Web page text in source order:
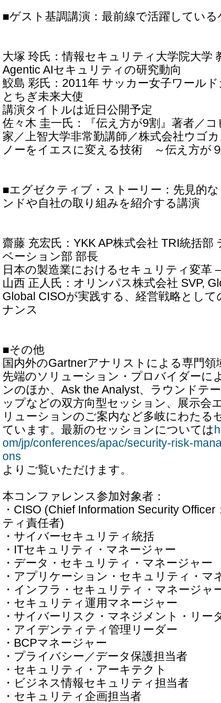
■ゲスト基調講演：最前線で活躍してい
大塚 玲氏：情報セキュリティ大学院大学
Agentic AIセキュリティの研究動向
鮫島 彩氏：2011年 サッカー女子ワール
とちぎ未来大使
講演タイトルは近日公開予定
佐々木 圭一氏：『伝え方が9割』著者／
家／上智大学非常勤講師／株式会社ウゴ
ノーをイエスに変える技術 ～伝え方が
■エグゼクティブ・ストーリー：先見的
ンドや自社の取り組みを紹介する講演
齋藤 充宏氏：YKK AP株式会社 TRI統括
ベーション部 部長
日本の製造業におけるセキュリティ変革
山西 正人氏：オリンパス株式会社 SVP,
Global CISOが実践する、経営戦略とし
ナンス
■その他
国内外のGartnerアナリストによる専門
先端のソリューション・プロバイダーに
ンのほか、Ask the Analyst、ラウンドテ
ップなどの双方向型セッション、展示会
リューションのご案内など多岐にわたる
ています。最新のセッションについては
om/jp/conferences/apac/security-risk-
ons
よりご覧いただけます。
本コンファレンス参加対象者：
・CISO (Chief Information Security
ティ責任者)
・サイバーセキュリティ統括
・ITセキュリティ・マネージャー
・データ・セキュリティ・マネージャー
・アプリケーション・セキュリティ・マ
・インフラ・セキュリティ・マネージャ
・セキュリティ運用マネージャー
・サイバーリスク・マネジメント・リー
・アイデンティティ管理リーダー
・BCPマネージャー
・プライバシー／データ保護担当者
・セキュリティ・アーキテクト
・ビジネス情報セキュリティ担当者
・セキュリティ企画担当者